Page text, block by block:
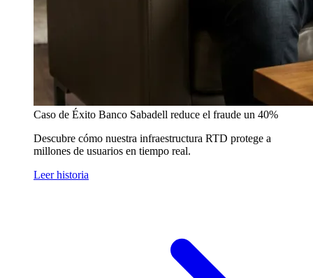
Caso de Éxito Banco Sabadell reduce el fraude un 40%
Descubre cómo nuestra infraestructura RTD protege a
millones de usuarios en tiempo real.
Leer historia